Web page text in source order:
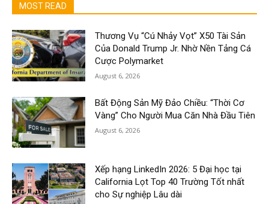
MOST READ
Thương Vụ “Cú Nhảy Vọt” X50 Tài Sản
Của Donald Trump Jr. Nhờ Nền Tảng Cá
Cược Polymarket
August 6, 2026
Bất Động Sản Mỹ Đảo Chiều: “Thời Cơ
Vàng” Cho Người Mua Căn Nhà Đầu Tiên
August 6, 2026
Xếp hạng LinkedIn 2026: 5 Đại học tại
California Lọt Top 40 Trường Tốt nhất
cho Sự nghiệp Lâu dài